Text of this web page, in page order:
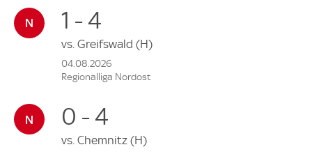
1 - 4
vs. Greifswald (H)
04.08.2026
Regionalliga Nordost
0 - 4
vs. Chemnitz (H)